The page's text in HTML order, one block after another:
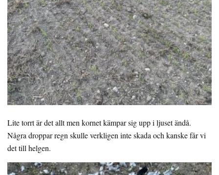
Lite torrt är det allt men kornet kämpar sig upp i ljuset ändå.
Några droppar regn skulle verkligen inte skada och kanske får vi
det till helgen.